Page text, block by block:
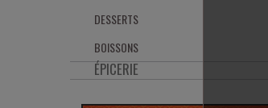
DESSERTS
BOISSONS
ÉPICERIE